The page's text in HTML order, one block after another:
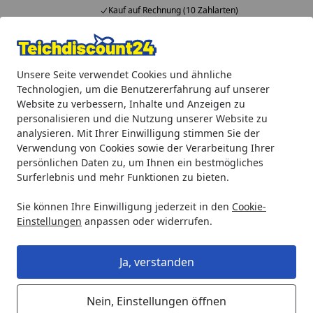
Unsere Seite verwendet Cookies und ähnliche
Technologien, um die Benutzererfahrung auf unserer
Website zu verbessern, Inhalte und Anzeigen zu
personalisieren und die Nutzung unserer Website zu
analysieren. Mit Ihrer Einwilligung stimmen Sie der
Verwendung von Cookies sowie der Verarbeitung Ihrer
persönlichen Daten zu, um Ihnen ein bestmögliches
Surferlebnis und mehr Funktionen zu bieten.
Sie können Ihre Einwilligung jederzeit in den Cookie-
Einstellungen anpassen oder widerrufen.
Ja, verstanden
Nein, Einstellungen öffnen
Kauf auf Rechnung (10 Zahlarten)
Alle Produkte
Mein Konto
Suchen
Startseite
Oase Ansaugeinheit für Aquarius Universal Gr.4 (26405)
Oase Ansaugeinheit für Aquarius
Universal Gr.4 (26405)